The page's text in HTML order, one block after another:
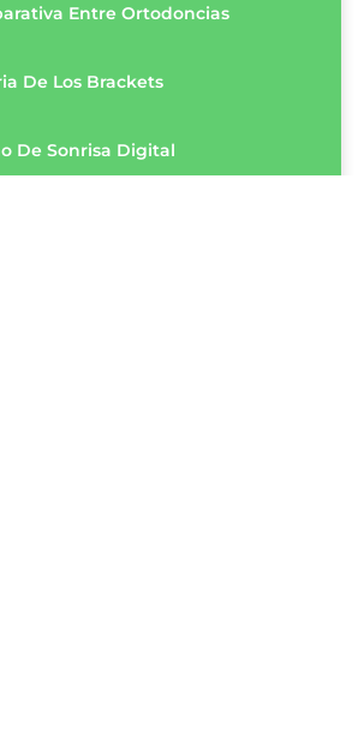
Entre Ortodoncias
De Los Brackets
De Sonrisa Digital